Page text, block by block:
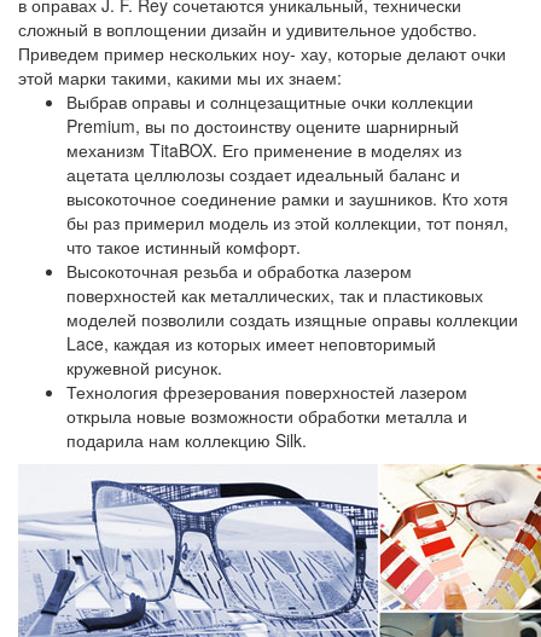
в оправах J. F. Rey сочетаются уникальный, технически
сложный в воплощении дизайн и удивительное удобство.
Приведем пример нескольких ноу- хау, которые делают очки
этой марки такими, какими мы их знаем:
Выбрав оправы и солнцезащитные очки коллекции
Premium, вы по достоинству оцените шарнирный
механизм TitaBOX. Его применение в моделях из
ацетата целлюлозы создает идеальный баланс и
высокоточное соединение рамки и заушников. Кто хотя
бы раз примерил модель из этой коллекции, тот понял,
что такое истинный комфорт.
Высокоточная резьба и обработка лазером
поверхностей как металлических, так и пластиковых
моделей позволили создать изящные оправы коллекции
Lace, каждая из которых имеет неповторимый
кружевной рисунок.
Технология фрезерования поверхностей лазером
открыла новые возможности обработки металла и
подарила нам коллекцию Silk.